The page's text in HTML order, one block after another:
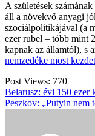
A születések
áll a növekvő anyagi
szociálpolitikájával (a
ezer rubel – több mint
kapnak az államtól), s
nemzedéke most
Post Views: 770
Bejegyzés
navigáció
Belarusz: évi 150 ezer
Peszkov: „Putyin nem